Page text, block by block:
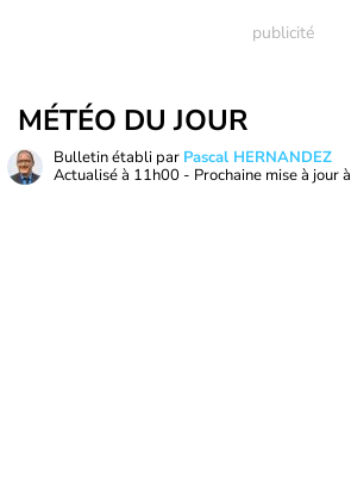
MÉTÉO DU JOUR
Bulletin établi par Pascal HERNANDEZ
Actualisé à 11h00 - Prochaine mise à jour à